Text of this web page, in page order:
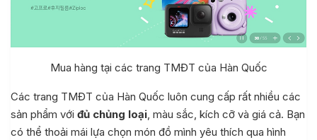
Mua hàng tại các trang TMĐT của Hàn Quốc
Các trang TMĐT của Hàn Quốc luôn cung cấp rất nhiều các
sản phẩm với đủ chủng loại, màu sắc, kích cỡ và giá cả. Bạn
có thể thoải mái lựa chọn món đồ mình yêu thích qua hình